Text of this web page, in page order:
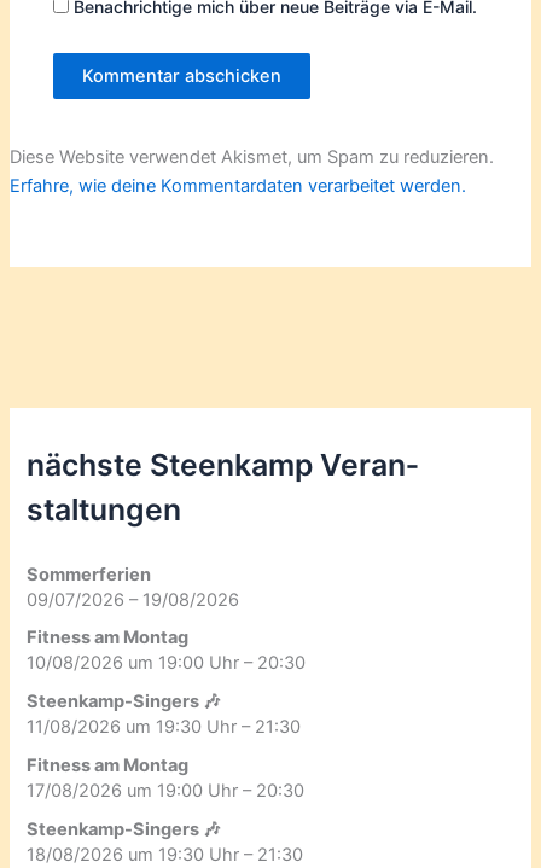
Benachrichtige mich über neue Beiträge via E-Mail.
Diese Website verwendet Akismet, um Spam zu reduzieren.
Erfahre, wie deine Kommentardaten verarbeitet werden.
nächste Steenkamp Veran­
staltungen
Sommerferien
09/07/2026 – 19/08/2026
Fitness am Montag
10/08/2026 um 19:00 Uhr – 20:30
Steenkamp-Singers 🎶
11/08/2026 um 19:30 Uhr – 21:30
Fitness am Montag
17/08/2026 um 19:00 Uhr – 20:30
Steenkamp-Singers 🎶
18/08/2026 um 19:30 Uhr – 21:30